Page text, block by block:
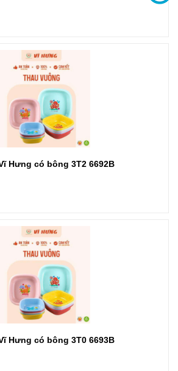
Hưng có bông 3T2 6692B
Hưng có bông 3T0 6693B